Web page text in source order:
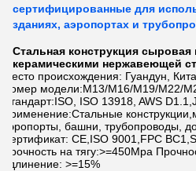
сертифицированные для
зданиях, аэропортах и
Стальная конструкция
керамическими нержавеющей
Место происхождения: Гуандун,
Номер модели:M13/M16/M19/M22/
Стандарт:ISO, ISO 13918, AWS
Применение:Стальные
аэропорты, башни, трубопроводы,
Сертификат: CE,ISO 9001,FPC
Прочность на тягу:>=450Mpa
Удлинение: >=15%